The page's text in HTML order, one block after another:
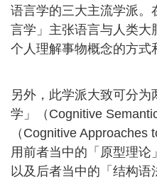
语言学的三大主流学派。
言学」主张语言与人类大
个人理解事物概念的方式
另外，此学派大致可分为
学」（Cognitive
（Cognitive Approaches
用前者当中的「原型理论
以及后者当中的「结构语